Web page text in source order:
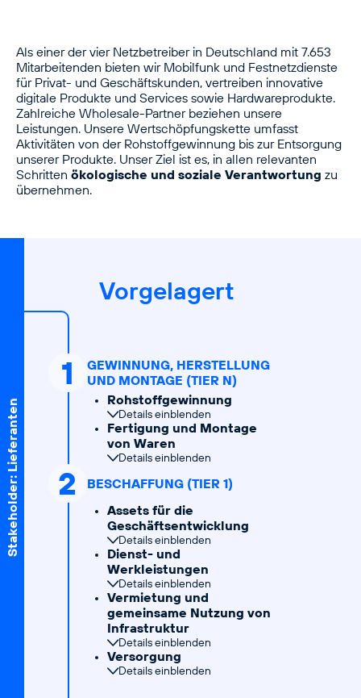
Als einer der vier Netzbetreiber in Deutschland mit 7.653
Mitarbeitenden bieten wir Mobilfunk und Festnetzdienste
für Privat- und Geschäftskunden, vertreiben innovative
digitale Produkte und Services sowie Hardwareprodukte.
Zahlreiche Wholesale-Partner beziehen unsere
Leistungen. Unsere Wertschöpfungskette umfasst
Aktivitäten von der Rohstoffgewinnung bis zur Entsorgung
unserer Produkte. Unser Ziel ist es, in allen relevanten
Schritten ökologische und soziale Verantwortung zu
übernehmen.
Vorgelagert
Stakeholder: Lieferanten
1
GEWINNUNG, HERSTELLUNG
UND MONTAGE (TIER N)
Rohstoffgewinnung
Details einblenden
Fertigung und Montage
von Waren
Details einblenden
2
BESCHAFFUNG (TIER 1)
Assets für die
Geschäftsentwicklung
Details einblenden
Dienst- und
Werkleistungen
Details einblenden
Vermietung und
gemeinsame Nutzung von
Infrastruktur
Details einblenden
Versorgung
Details einblenden